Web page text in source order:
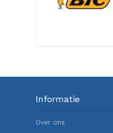
Informatie
Over ons